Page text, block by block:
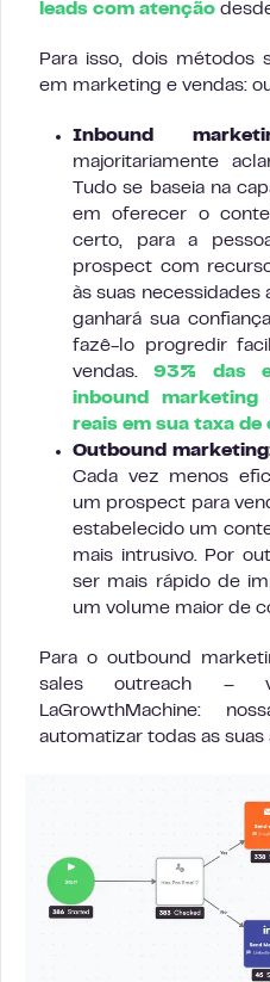
leads com atenção
Para isso, dois métodos
em marketing e vendas:
Inbound
majoritariamente
Tudo se baseia na
em oferecer o
certo, para a
prospect com
às suas necessidades
ganhará sua
fazê-lo progredir
vendas.93% das
inbound marketing
reais em sua taxa de
Outbound
Cada vez menos
um prospect para
estabelecido um
mais intrusivo. Por
ser mais rápido de
um volume maior de
Para o outbound
sales outreach –
LaGrowthMachine:
automatizar todas as